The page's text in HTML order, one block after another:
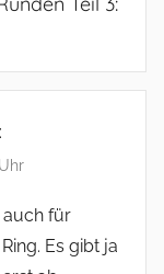
auch für
Es gibt ja